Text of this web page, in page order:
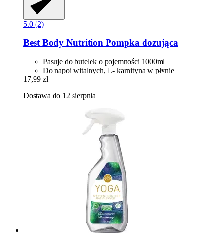
5.0 (2)
Best Body Nutrition Pompka dozująca
Pasuje do butelek o pojemności 1000ml
Do napoi witalnych, L- karnityna w płynie
17,99 zł
Dostawa do 12 sierpnia